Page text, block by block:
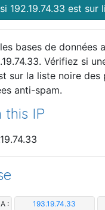
192.19.74.33 est sur
bases de données
Vérifiez si
sur la liste noire des
anti-spam.
this IP
: 193.19.74.33